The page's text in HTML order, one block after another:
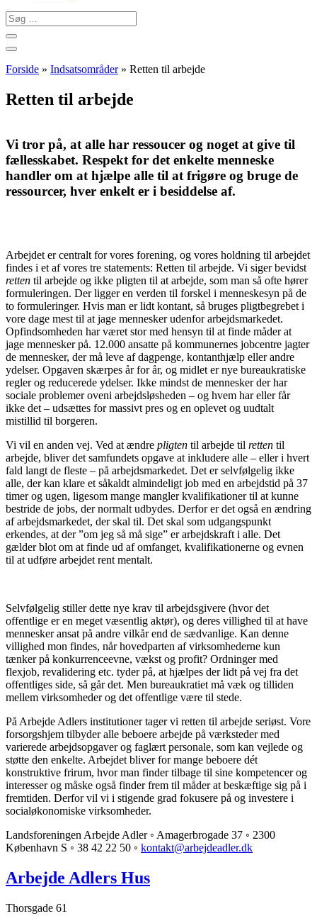
Søg
…
Forside » Indsatsområder» Retten til arbejde
Retten til arbejde
Vi tror på, at alle har ressoucer og noget at give til
fællesskabet. Respekt for det enkelte menneske
handler om at hjælpe alle til at frigøre og bruge de
ressourcer, hver enkelt er i besiddelse af.
Arbejdet er centralt for vores forening, og vores holdning til arbejdet
findes i et af vores tre statements: Retten til arbejde. Vi siger bevidst
retten til arbejde og ikke pligten til at arbejde, som man så ofte hører
formuleringen. Der ligger en verden til forskel i menneskesyn på de
to formuleringer. Hvis man er lidt kontant, så bruges pligtbegrebet i
vore dage mest til at jage mennesker udenfor arbejdsmarkedet.
Opfindsomheden har været stor med hensyn til at finde måder at
jage mennesker på. 12.000 ansatte på kommunernes jobcentre jagter
de mennesker, der må leve af dagpenge, kontanthjælp eller andre
ydelser. Opgaven skærpes år for år, og midlet er nye bureaukratiske
regler og reducerede ydelser. Ikke mindst de mennesker der har
sociale problemer oveni arbejdsløsheden – og hvem har eller får
ikke det – udsættes for massivt pres og en oplevet og uudtalt
mistillid til borgeren.
Vi vil en anden vej. Ved at ændre pligten til arbejde til retten til
arbejde, bliver det samfundets opgave at inkludere alle – eller i hvert
fald langt de fleste – på arbejdsmarkedet. Det er selvfølgelig ikke
alle, der kan klare et såkaldt almindeligt job med en arbejdstid på 37
timer og ugen, ligesom mange mangler kvalifikationer til at kunne
bestride de jobs, der normalt udbydes. Derfor er det også en ændring
af arbejdsmarkedet, der skal til. Det skal som udgangspunkt
erkendes, at der ”om jeg så må sige” er arbejdskraft i alle. Det
gælder blot om at finde ud af omfanget, kvalifikationerne og evnen
til at udføre arbejdet rent mentalt.
Selvfølgelig stiller dette nye krav til arbejdsgivere (hvor det
offentlige er en meget væsentlig aktør), og deres villighed til at have
mennesker ansat på andre vilkår end de sædvanlige. Kan denne
villighed mon findes, når hovedparten af virksomhederne kun
tænker på konkurrenceevne, vækst og profit? Ordninger med
flexjob, revalidering etc. tyder på, at hjælpes der lidt på vej fra det
offentliges side, så går det. Men bureaukratiet må væk og tilliden
mellem virksomheder og det offentlige være til stede.
På Arbejde Adlers institutioner tager vi retten til arbejde seriøst. Vore
forsorgshjem tilbyder alle beboere arbejde på værksteder med
varierede arbejdsopgaver og faglært personale, som kan vejlede og
støtte den enkelte. Arbejdet bliver for mange beboere dét
konstruktive frirum, hvor man finder tilbage til sine kompetencer og
interesser og måske også finder frem til måder at beskæftige sig på i
fremtiden. Derfor vil vi i stigende grad fokusere på og investere i
socialøkonomiske virksomheder.
Landsforeningen Arbejde Adler ◦ Amagerbrogade 37 ◦ 2300
København S ◦ 38 42 22 50 ◦ kontakt@arbejdeadler.dk
Arbejde Adlers Hus
Thorsgade 61